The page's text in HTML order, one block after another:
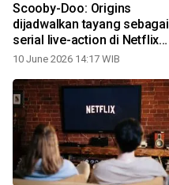
Scooby-Doo: Origins
dijadwalkan tayang sebagai
serial live-action di Netflix
pada 2027
10 June 2026 14:17 WIB